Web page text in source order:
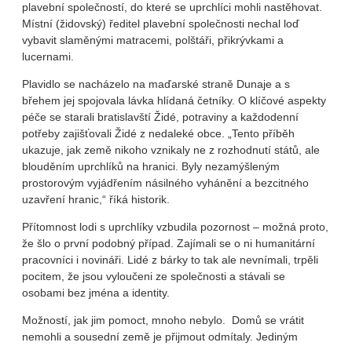
plavební společností, do které se uprchlíci mohli nastěhovat.
Místní (židovský) ředitel plavební společnosti nechal loď
vybavit slaměnými matracemi, polštáři, přikrývkami a
lucernami.
Plavidlo se nacházelo na maďarské straně Dunaje a s
břehem jej spojovala lávka hlídaná četníky. O klíčové aspekty
péče se starali bratislavští Židé, potraviny a každodenní
potřeby zajišťovali Židé z nedaleké obce. „Tento příběh
ukazuje, jak země nikoho vznikaly ne z rozhodnutí států, ale
blouděním uprchlíků na hranici. Byly nezamýšleným
prostorovým vyjádřením násilného vyhánění a bezcitného
uzavření hranic,“ říká historik.
Přítomnost lodi s uprchlíky vzbudila pozornost – možná proto,
že šlo o první podobný případ. Zajímali se o ni humanitární
pracovníci i novináři. Lidé z bárky to tak ale nevnímali, trpěli
pocitem, že jsou vyloučeni ze společnosti a stávali se
osobami bez jména a identity.
Možností, jak jim pomoct, mnoho nebylo. Domů se vrátit
nemohli a sousední země je přijmout odmítaly. Jediným